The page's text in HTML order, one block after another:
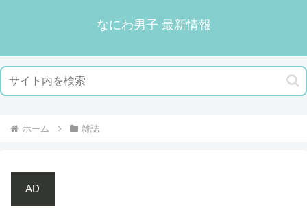
なにわ男子 最新情報
ホーム 雑誌
AD